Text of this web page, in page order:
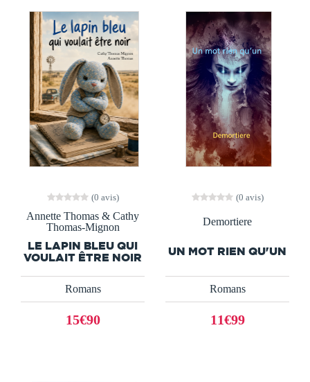
(0 avis)
Annette Thomas & Cathy
Thomas-Mignon
LE LAPIN BLEU QUI
VOULAIT ÊTRE NOIR
Romans
15€90
(0 avis)
Demortiere
UN MOT RIEN QU'UN
Romans
11€99